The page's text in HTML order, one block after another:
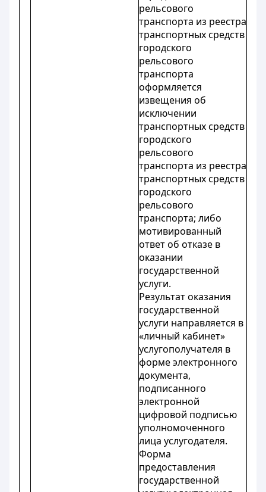
рельсового
транспорта из реестра
транспортных средств
городского
рельсового
транспорта
оформляется
извещения об
исключении
транспортных средств
городского
рельсового
транспорта из реестра
транспортных средств
городского
рельсового
транспорта; либо
мотивированный
ответ об отказе в
оказании
государственной
услуги.
Результат оказания
государственной
услуги направляется в
«личный кабинет»
услугополучателя в
форме электронного
документа,
подписанного
электронной
цифровой подписью
уполномоченного
лица услугодателя.
Форма
предоставления
государственной